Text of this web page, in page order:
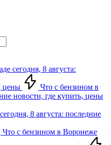
сегодня, 8 августа:
цены
Что с бензином в
новости, где купить, цены
8 августа: последние
Что с бензином в Воронеже